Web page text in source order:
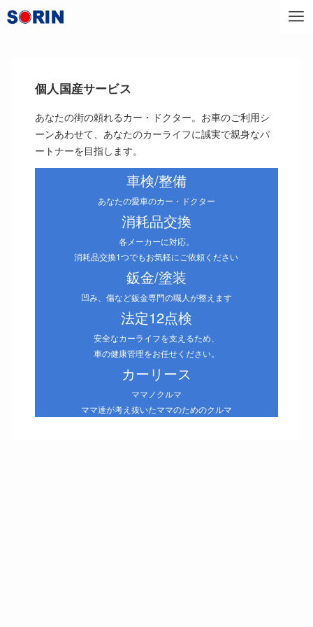
個人国産サービス
あなたの街の頼れるカー・ドクター。お車のご利用シ
ーンあわせて、あなたのカーライフに誠実で親身なパ
ートナーを目指します。
車検/整備
あなたの愛車のカー・ドクター
消耗品交換
各メーカーに対応。
消耗品交換1つでもお気軽にご依頼ください
鈑金/塗装
凹み、傷など鈑金専門の職人が整えます
法定12点検
安全なカーライフを支えるため、
車の健康管理をお任せください。
カーリース
ママノクルマ
ママ達が考え抜いたママのためのクルマ